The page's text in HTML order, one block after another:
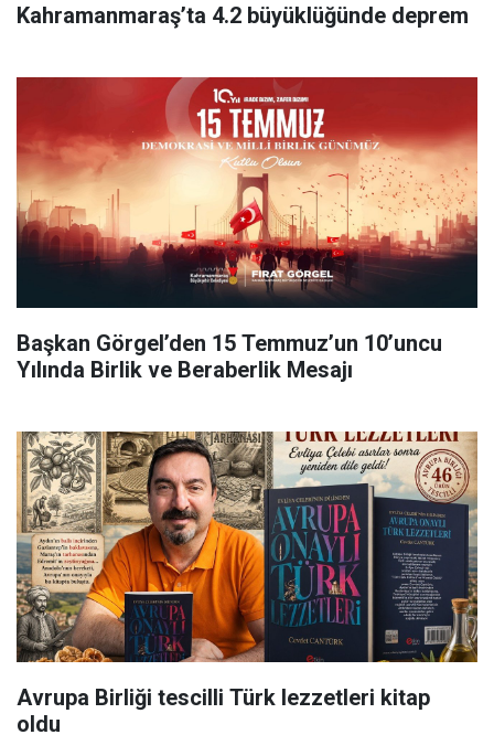
Kahramanmaraş’ta 4.2 büyüklüğünde deprem
Başkan Görgel’den 15 Temmuz’un 10’uncu
Yılında Birlik ve Beraberlik Mesajı
Avrupa Birliği tescilli Türk lezzetleri kitap
oldu